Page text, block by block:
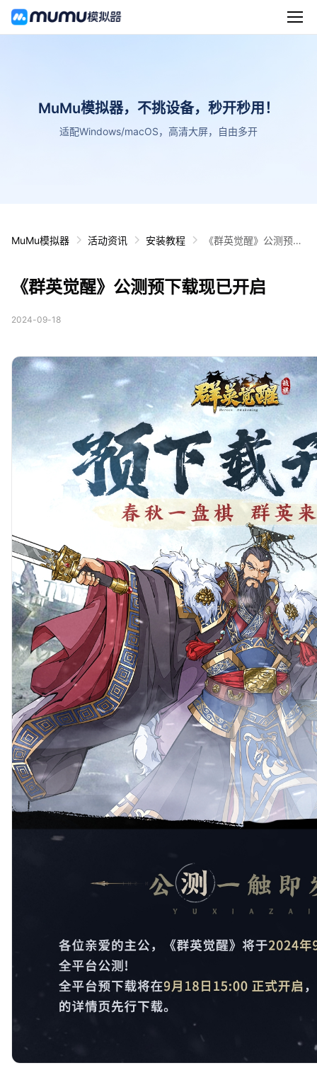
MuMu模拟器，不挑设备，秒开秒用！
适配Windows/macOS，高清大屏，自由多开
MuMu模拟器 活动资讯 安装教程
《群英觉醒》公测预下
《群英觉醒》公测预下载现已开启
2024-09-18